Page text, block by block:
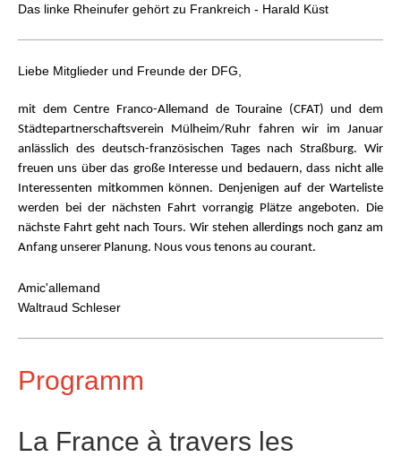
Das linke Rheinufer gehört zu Frankreich - Harald Küst
Liebe Mitglieder und Freunde der DFG,
mit dem Centre Franco-Allemand de Touraine (CFAT) und dem
Städtepartnerschaftsverein Mülheim/Ruhr fahren wir im Januar
anlässlich des deutsch-französischen Tages nach Straßburg.Wir
freuen uns über das große Interesse und bedauern, dass nicht alle
Interessenten mitkommen können. Denjenigen auf der Warteliste
werden bei der nächsten Fahrt vorrangig Plätze angeboten. Die
nächste Fahrt geht nach Tours. Wir stehen allerdings noch ganz am
Anfang unserer Planung. Nous vous tenons au courant.
Amic'allemand
Waltraud Schleser
Programm
La France à travers les